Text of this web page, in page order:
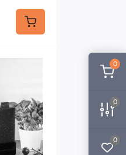
0
0
0